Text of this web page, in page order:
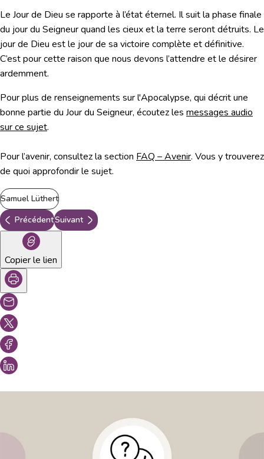
Le Jour de Dieu se rapporte à l’état éternel. Il suit la phase finale
du jour du Seigneur quand les cieux et la terre seront détruits. Le
jour de Dieu est le jour de sa victoire complète et définitive.
C’est pour cette raison que nous devons l’attendre et le désirer
ardemment.
Pour plus de renseignements sur l'Apocalypse, qui décrit une
bonne partie du Jour du Seigneur, écoutez les messages audio
sur ce sujet.
Pour l’avenir, consultez la section FAQ – Avenir. Vous y trouverez
de quoi approfondir le sujet.
Samuel Lüthert
PrécédentSuivant
Copier le lien